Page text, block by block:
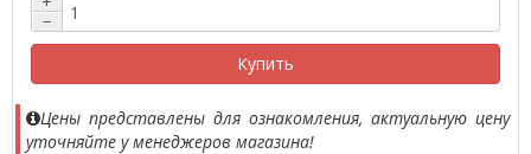
−
Купить
Цены представлены для ознакомления, актуальную цену
уточняйте у менеджеров магазина!